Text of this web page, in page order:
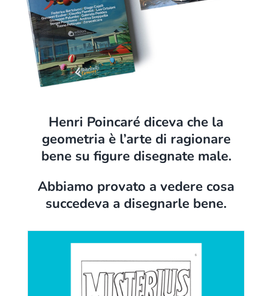
Henri Poincaré diceva che la
geometria è l’arte di ragionare
bene su figure disegnate male.
Abbiamo provato a vedere cosa
succedeva a disegnarle bene.